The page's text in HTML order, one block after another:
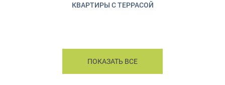
КВАРТИРЫ С ТЕРРАСОЙ
ПОКАЗАТЬ ВСЕ